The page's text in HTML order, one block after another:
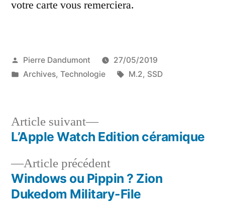
votre carte vous remerciera.
Publié
par
Pierre Dandumont
27/05/2019
Publié
Archives, Technologie Étiquettes :
M.2, SSD
Navigation
de
l’article
Article précédentArticle
précédent :
Windows ou Pippin ? Zion
Dukedom Military-File
Article suivant
Article
suivant :
L’Apple Watch Edition céramique